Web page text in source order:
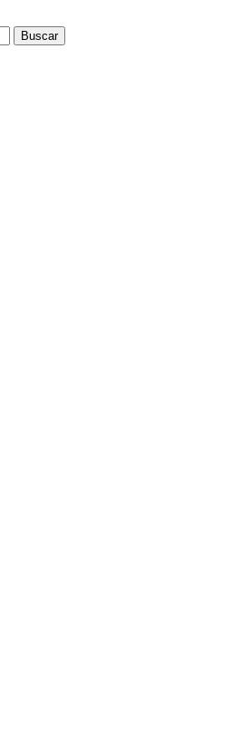
Buscar